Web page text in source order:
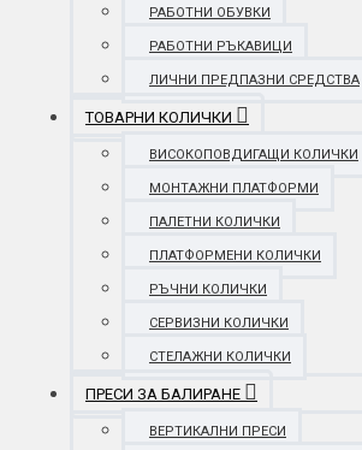
РАБОТНИ ОБУВКИ
РАБОТНИ РЪКАВИЦИ
ЛИЧНИ ПРЕДПАЗНИ СРЕДСТВА
ТОВАРНИ КОЛИЧКИ
ВИСОКОПОВДИГАЩИ КОЛИЧКИ
МОНТАЖНИ ПЛАТФОРМИ
ПАЛЕТНИ КОЛИЧКИ
ПЛАТФОРМЕНИ КОЛИЧКИ
РЪЧНИ КОЛИЧКИ
СЕРВИЗНИ КОЛИЧКИ
СТЕЛАЖНИ КОЛИЧКИ
ПРЕСИ ЗА БАЛИРАНЕ
ВЕРТИКАЛНИ ПРЕСИ